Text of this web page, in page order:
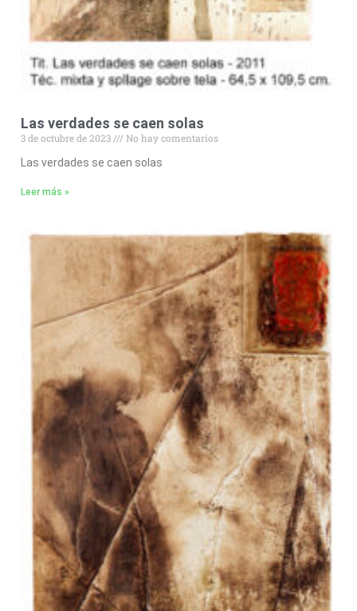
Las verdades se caen solas
3 de octubre de 2023
No hay comentarios
Las verdades se caen solas
Leer más »